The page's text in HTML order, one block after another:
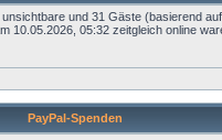
und 31 Gäste (basierend
10.05.2026, 05:32 zeitgleich online
PayPal-Spenden